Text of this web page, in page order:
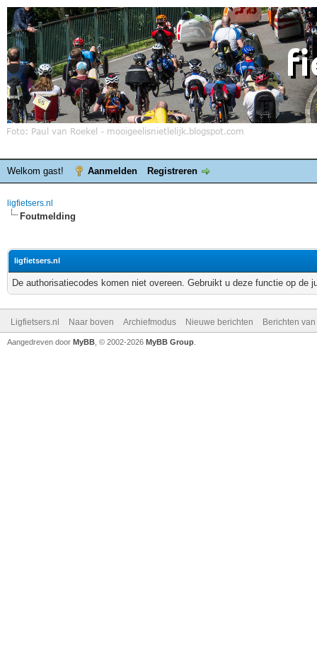
Welkom gast! Aanmelden Registreren
ligfietsers.nl
Foutmelding
ligfietsers.nl
De authorisatiecodes komen niet overeen. Gebruikt u deze functie op de
Ligfietsers.nl Naar boven Archiefmodus Nieuwe berichten Berichten
Aangedreven door MyBB , © 2002-2026 MyBB Group